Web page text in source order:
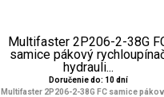
Multifaster 2P206-2-38G
samice pákový
hydrauli...
Doručenie do: 10 dní
Multifaster 2P206-2-38G FC samice